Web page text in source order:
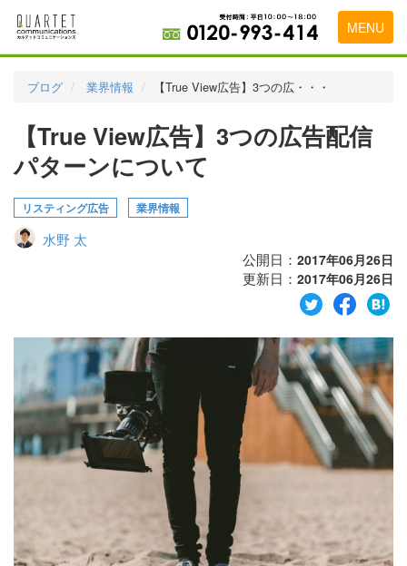
MENU
実績・お客様の声
初めて導入をお考えの方
代理店の乗り換えをお考えの方
会社概要
お問い合わせ
ブログ 業界情報 【True View広告】3つの広・・・
【True View広告】3つの広告配信
パターンについて
リスティング広告 業界情報
水野 太
公開日： 2017年06月26日
更新日： 2017年06月26日